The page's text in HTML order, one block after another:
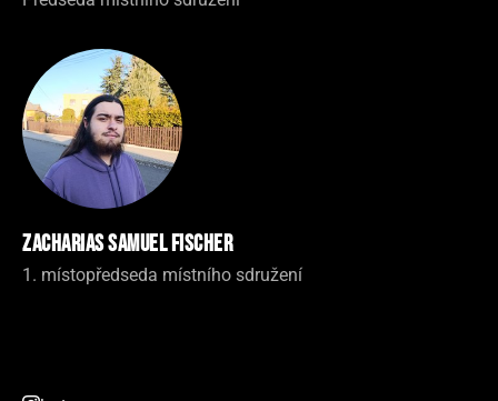
Zacharias Samuel Fischer
1. místopředseda místního sdružení